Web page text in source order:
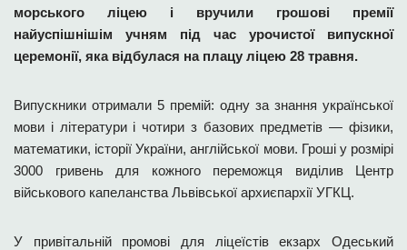
морського ліцею і вручили грошові премії
найуспішнішім учням під час урочистої випускної
церемонії, яка відбулася на плацу ліцею 28 травня.
Випускники отримали 5 премій: одну за знання української
мови і літератури і чотири з базових предметів — фізики,
математики, історії України, англійської мови. Гроші у розмірі
3000 гривень для кожного переможця виділив Центр
військового капеланства Львівської архиєпархії УГКЦ.
У привітальній промові для ліцеїстів екзарх Одеський